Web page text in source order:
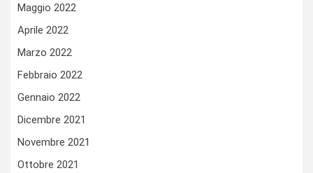
Maggio 2022
Aprile 2022
Marzo 2022
Febbraio 2022
Gennaio 2022
Dicembre 2021
Novembre 2021
Ottobre 2021